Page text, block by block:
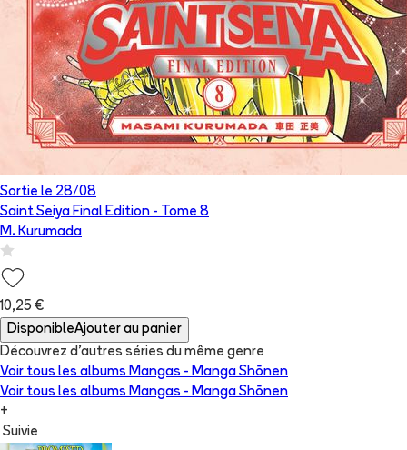
Sortie le 28/08
Saint Seiya Final Edition - Tome 8
M. Kurumada
10,25 €
DisponibleAjouter au panier
Découvrez d'autres séries du même genre
Voir tous les albums Mangas - Manga Shōnen
Voir tous les albums Mangas - Manga Shōnen
+
Suivie